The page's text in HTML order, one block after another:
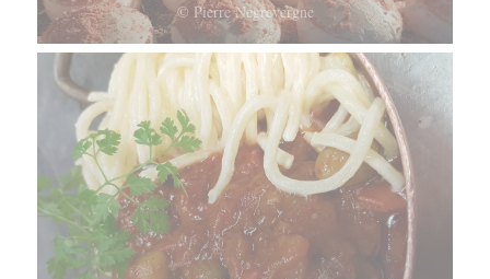
© Pierre Négrevergne